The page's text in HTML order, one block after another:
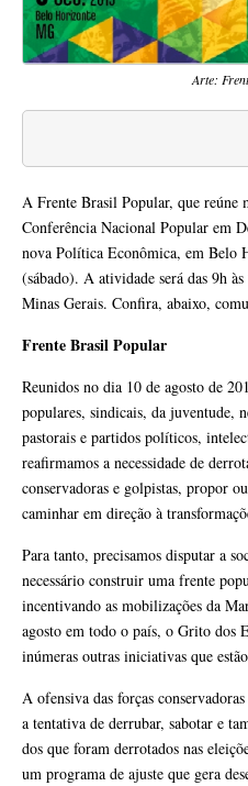
Arte:
A Frente Brasil Popular, que reúne
Conferência Nacional Popular em
nova Política Econômica, em Belo
(sábado). A atividade será das 9h
Minas Gerais. Confira, abaixo,
Frente Brasil Popular
Reunidos no dia 10 de agosto de
populares, sindicais, da juventude,
pastorais e partidos políticos,
reafirmamos a necessidade de
conservadoras e golpistas, propor
caminhar em direção à
Para tanto, precisamos disputar a
necessário construir uma frente
incentivando as mobilizações da
agosto em todo o país, o Grito dos
inúmeras outras iniciativas que
A ofensiva das forças
a tentativa de derrubar, sabotar e
dos que foram derrotados nas
um programa de ajuste que gera